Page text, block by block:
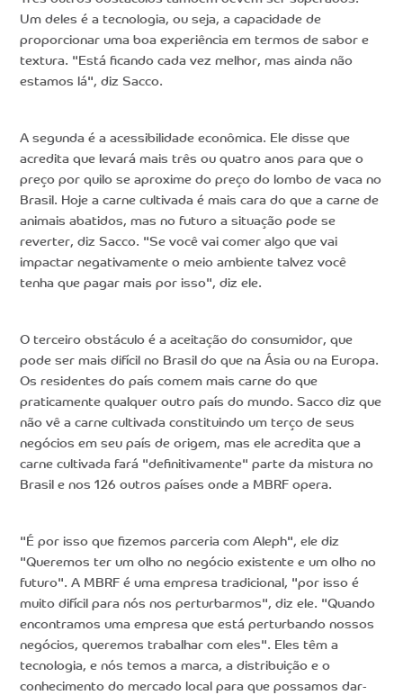
Um deles é a tecnologia, ou seja, a capacidade de
proporcionar uma boa experiência em termos de sabor e
textura. "Está ficando cada vez melhor, mas ainda não
estamos lá", diz Sacco.
A segunda é a acessibilidade econômica. Ele disse que
acredita que levará mais três ou quatro anos para que o
preço por quilo se aproxime do preço do lombo de vaca no
Brasil. Hoje a carne cultivada é mais cara do que a carne de
animais abatidos, mas no futuro a situação pode se
reverter, diz Sacco. "Se você vai comer algo que vai
impactar negativamente o meio ambiente talvez você
tenha que pagar mais por isso", diz ele.
O terceiro obstáculo é a aceitação do consumidor, que
pode ser mais difícil no Brasil do que na Ásia ou na Europa.
Os residentes do país comem mais carne do que
praticamente qualquer outro país do mundo. Sacco diz que
não vê a carne cultivada constituindo um terço de seus
negócios em seu país de origem, mas ele acredita que a
carne cultivada fará "definitivamente" parte da mistura no
Brasil e nos 126 outros países onde a MBRF opera.
"É por isso que fizemos parceria com Aleph", ele diz
"Queremos ter um olho no negócio existente e um olho no
futuro". A MBRF é uma empresa tradicional, "por isso é
muito difícil para nós nos perturbarmos", diz ele. "Quando
encontramos uma empresa que está perturbando nossos
negócios, queremos trabalhar com eles". Eles têm a
tecnologia, e nós temos a marca, a distribuição e o
conhecimento do mercado local para que possamos dar-